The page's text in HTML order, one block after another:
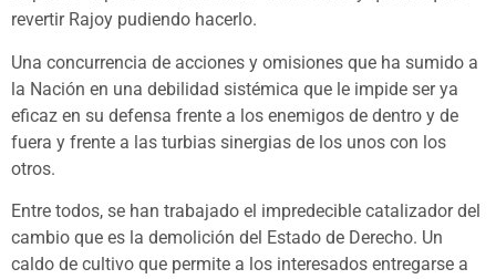
revertir Rajoy pudiendo hacerlo.
Una concurrencia de acciones y omisiones que ha sumido a
la Nación en una debilidad sistémica que le impide ser ya
eficaz en su defensa frente a los enemigos de dentro y de
fuera y frente a las turbias sinergias de los unos con los
otros.
Entre todos, se han trabajado el impredecible catalizador del
cambio que es la demolición del Estado de Derecho. Un
caldo de cultivo que permite a los interesados entregarse a